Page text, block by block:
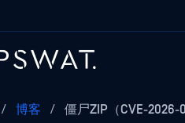
/ 博客 / 僵尸ZIP（CVE-